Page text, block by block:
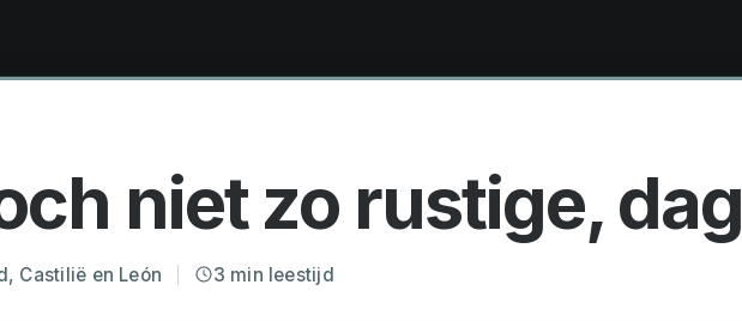
niet zo rustige, dag
Castilië en León 3 min leestijd